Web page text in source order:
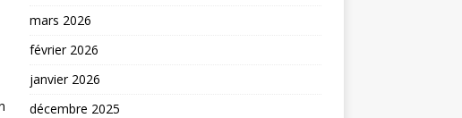
mars 2026
février 2026
janvier 2026
décembre 2025